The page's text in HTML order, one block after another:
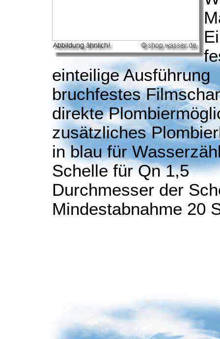
einteilige Ausführung
bruchfestes
direkte
zusätzliches
in blau für
Schelle für Qn 1,5
Durchmesser der
Mindestabnahme 20